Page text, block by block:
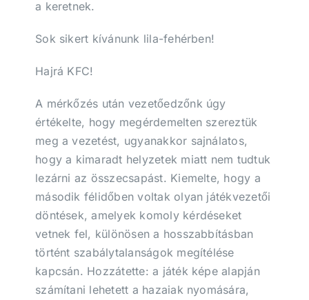
a keretnek.
Sok sikert kívánunk lila-fehérben!
Hajrá KFC!
A mérkőzés után vezetőedzőnk úgy
értékelte, hogy megérdemelten szereztük
meg a vezetést, ugyanakkor sajnálatos,
hogy a kimaradt helyzetek miatt nem tudtuk
lezárni az összecsapást. Kiemelte, hogy a
második félidőben voltak olyan játékvezetői
döntések, amelyek komoly kérdéseket
vetnek fel, különösen a hosszabbításban
történt szabálytalanságok megítélése
kapcsán. Hozzátette: a játék képe alapján
számítani lehetett a hazaiak nyomására,